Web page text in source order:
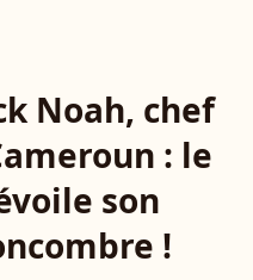
Noah, chef
: le
son
!